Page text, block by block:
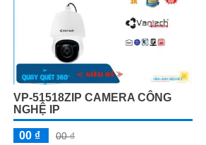
VP-51518ZIP CAMERA CÔNG
NGHỆ IP
00 ₫
00 ₫